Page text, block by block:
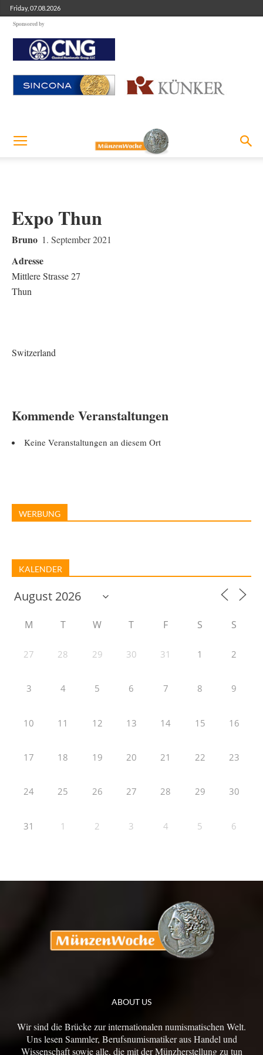
Friday, 07.08.2026
Sponsored by
Expo Thun
Bruno 1. September 2021
Adresse
Mittlere Strasse 27
Thun
Switzerland
Kommende Veranstaltungen
Keine Veranstaltungen an diesem Ort
WERBUNG
KALENDER
M T W T F S S
27 28 29 30 31 1 2
3 4 5 6 7 8 9
10 11 12 13 14 15 16
17 18 19 20 21 22 23
24 25 26 27 28 29 30
31 1 2 3 4 5 6
ABOUT US
Wir sind die Brücke zur internationalen numismatischen Welt.
Uns lesen Sammler, Berufsnumismatiker aus Handel und
Wissenschaft sowie alle, die mit der Münzherstellung zu tun